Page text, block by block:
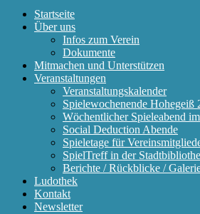
Startseite
Über uns
Infos zum Verein
Dokumente
Mitmachen und Unterstützen
Veranstaltungen
Veranstaltungskalender
Spielewochenende Hohegeiß
Wöchentlicher Spieleabend
Social Deduction Abende
Spieletage für
SpielTreff in der
Berichte / Rückblicke /
Ludothek
Kontakt
Newsletter